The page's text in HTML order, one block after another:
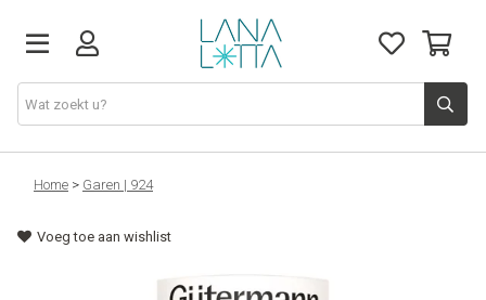
Stoffen
Fournituren
Home > Garen | 924
Voeg toe aan wishlist